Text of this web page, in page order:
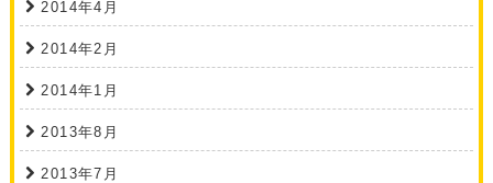
2014年4月
2014年2月
2014年1月
2013年8月
2013年7月